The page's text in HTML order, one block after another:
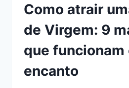
Como atrair
de Virgem: 9
que funcionam
encanto